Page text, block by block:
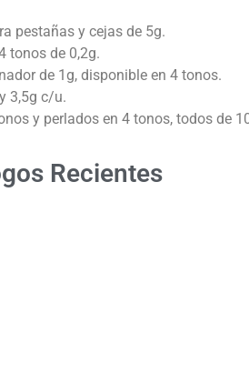
pestañas y cejas de 5g.
tonos de 0,2g.
de 1g, disponible en 4 tonos.
3,5g c/u.
y perlados en 4 tonos, todos de
Recientes